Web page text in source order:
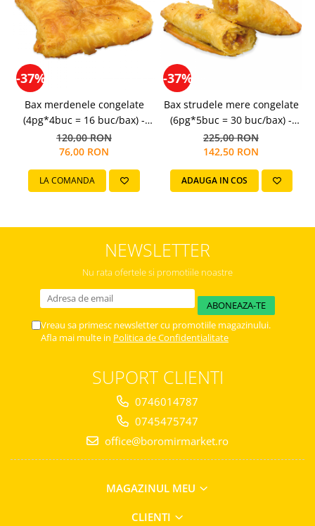
Produse de gătit
Faina
Arpacas si pesmet
Malai
Produse congelate
Panificatie congelata
Patiserie congelata
Pizza congelata
Baton Cookie congelat
Cheesecake congelat
Congelate brutarie
Cadouri
Pachete Cadou
Cozonac Wine Collection
Dulciurile Feleacul
Rahat
-37%
Bax merdenele congelate
(4pg*4buc = 16 buc/bax) -
(16buc*107g/buc = 1.7kg/bax)
120,00 RON
76,00 RON
LA COMANDA
-37%
Bax strudele mere congelate
(6pg*5buc = 30 buc/bax) -
(30buc*105g/buc =
3.15kg/bax)
225,00 RON
142,50 RON
ADAUGA IN COS
NEWSLETTER
Nu rata ofertele si promotiile noastre
Vreau sa primesc newsletter cu promotiile magazinului.
Afla mai multe in Politica de Confidentialitate
SUPORT CLIENTI
0746014787
0745475747
office@boromirmarket.ro
MAGAZINUL MEU
CLIENTI